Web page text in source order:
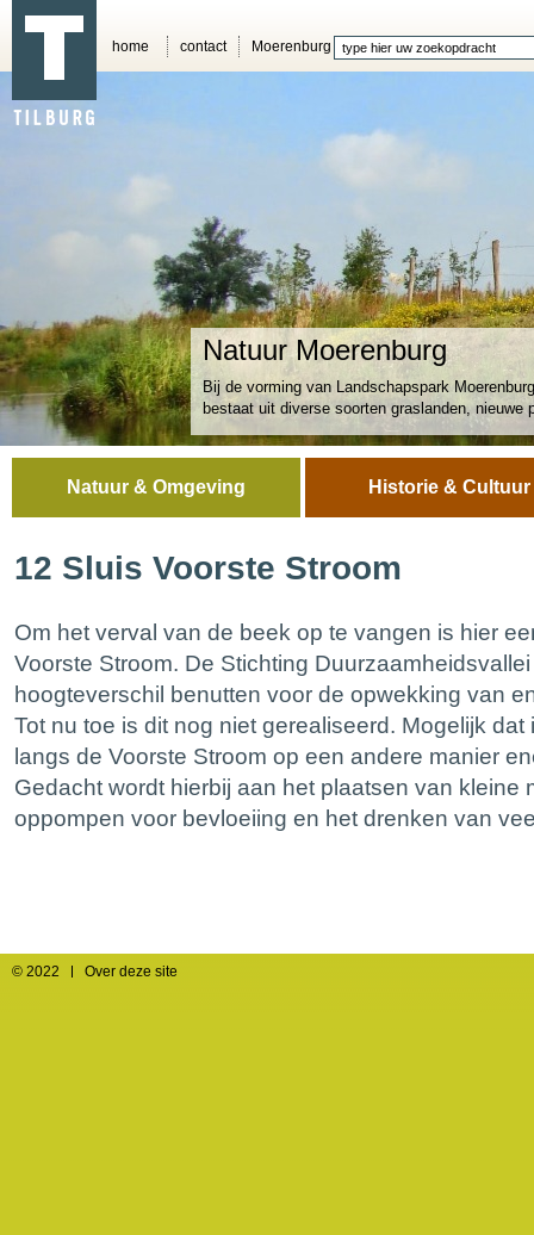
home contact Moerenburg
Natuur Moerenburg
Bij de vorming van Landschapspark
bestaat uit diverse soorten graslanden, nieuwe
Natuur & Omgeving Historie & Cultuur
12 Sluis Voorste Stroom
Om het verval van de beek op te vangen is hier
Voorste Stroom. De Stichting
hoogteverschil benutten voor de opwekking van
Tot nu toe is dit nog niet gerealiseerd. Mogelijk
langs de Voorste Stroom op een andere manier
Gedacht wordt hierbij aan het plaatsen van kleine
oppompen voor bevloeiing en het drenken van
© 2022 Over deze site